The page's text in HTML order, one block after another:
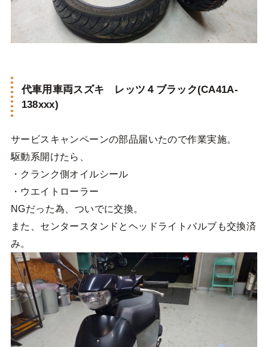
代車用車両スズキ レッツ４ブラック(CA41A-
138xxx)
サービスキャンペーンの部品届いたので作業実施。
駆動系開けたら、
・クランク側オイルシール
・ウエイトローラー
NGだった為、ついでに交換。
また、センタースタンドとヘッドライトバルブも交換済
み。